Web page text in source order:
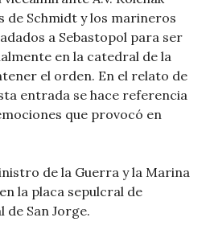
de Schmidt y los marineros
a Sebastopol para ser
en la catedral de la
el orden. En el relato de
entrada se hace referencia
que provocó en
de la Guerra y la Marina
la placa sepulcral de
de San Jorge.